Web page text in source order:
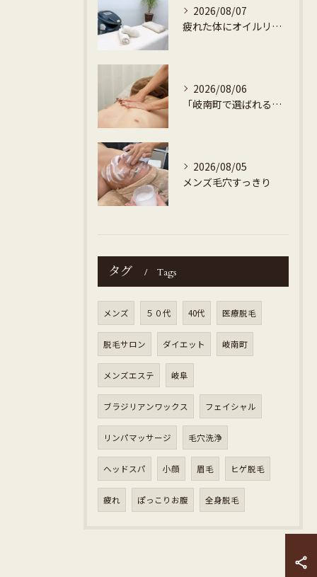
2026/08/07
疲れた体にオイルリンパマッサージ
2026/08/06
「岐南町で選ばれるメンズ専門ダイエット痩身地域密着で安心・高評価」
2026/08/05
メンズ毛穴すっきり
タグ Tags
メンズ ５０代 40代 医療脱毛
脱毛サロン ダイエット 岐南町
メンズエステ 岐阜
ブラジリアンワックス フェイシャル
リンパマッサージ 毛穴洗浄
ヘッドスパ 小顔 眉毛 ヒゲ脱毛
疲れ ぽっこりお腹 全身脱毛